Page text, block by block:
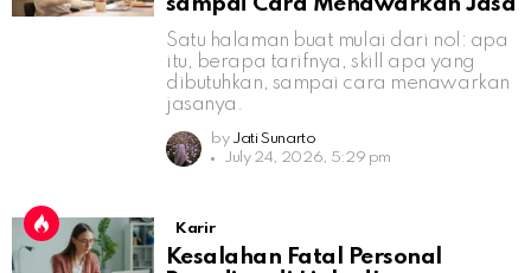
Satu halaman buat mulai dari nol: apa
itu, berapa tarifnya, skill apa yang
dibutuhkan, sampai cara menawarkan
jasanya.
by Jati Sunarto
July 24, 2026, 5:29 pm
Karir
Kesalahan Fatal Personal